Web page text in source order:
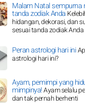
Malam Natal sempurna
tanda zodiak Anda
hidangan, dekorasi, dan
sesuai tanda zodiak Anda
Peran astrologi hari ini
astrologi hari ini?
Ayam, pemimpi yang
mimpinya!Ayam selalu
dan tak pernah berhenti